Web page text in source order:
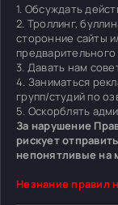
1. Обсуждать
2. Троллинг,
сторонние сайты
3. Давать нам
4. Заниматься
групп/студий по
5. Оскорблять
За нарушение
рискует
непонятливые на
Незнание правил